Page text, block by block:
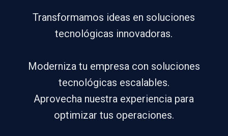
Transformamos ideas en soluciones
tecnológicas innovadoras.
Moderniza tu empresa con soluciones
tecnológicas escalables.
Aprovecha nuestra experiencia para
optimizar tus operaciones.